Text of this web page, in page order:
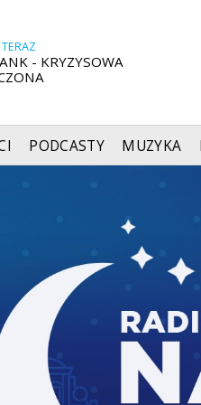
- KRYZYSOWA
PODCASTY MUZYKA